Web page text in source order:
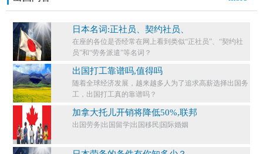
日本名词:正社员、契约社员、
在座的各位是否经常在网上看到类似“正社员”、“契约社
员”和“劳务派遣”等名词？
出国打工靠谱吗,值得吗
随着全球经济发展，越来越多人为了追求高薪选择出国务
工，出国打工真的靠谱吗？
加拿大托儿开销将降低50%,联邦
出国劳务|出国留学|出国移民|国际婚姻